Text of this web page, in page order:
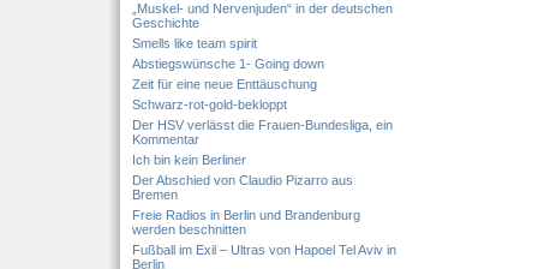
„Muskel- und Nervenjuden“ in der deutschen
Geschichte
Smells like team spirit
Abstiegswünsche 1- Going down
Zeit für eine neue Enttäuschung
Schwarz-rot-gold-bekloppt
Der HSV verlässt die Frauen-Bundesliga, ein
Kommentar
Ich bin kein Berliner
Der Abschied von Claudio Pizarro aus
Bremen
Freie Radios in Berlin und Brandenburg
werden beschnitten
Fußball im Exil – Ultras von Hapoel Tel Aviv in
Berlin